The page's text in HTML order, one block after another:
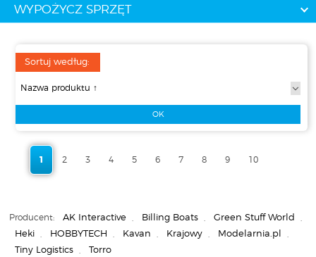
WYPOŻYCZ SPRZĘT
Sortuj według:
1 2 3 4 5 6 7 8 9 10
Producent: AK Interactive Billing Boats Green Stuff World
Heki HOBBYTECH Kavan Krajowy Modelarnia.pl
Tiny Logistics Torro